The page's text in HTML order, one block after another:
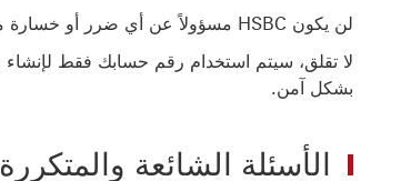
لن يكون HSBC مسؤولاً عن أي ضرر أو خسارة من أي نوع ناتجة بشكل مباشر أو غير مباشر عن إدخال رقم حساب غير صحيح أو غير صالح.
بشكل آمن.
الأسئلة الشائعة والمتكررة